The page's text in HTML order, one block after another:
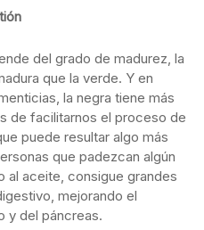
del grado de madurez, la
que la verde. Y en
la negra tiene más
de facilitarnos el proceso de
puede resultar algo más
que padezcan algún
al aceite, consigue grandes
mejorando el
y del páncreas.